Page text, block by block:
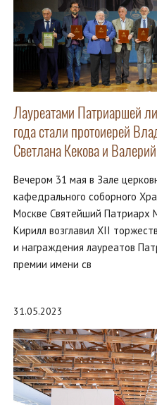
Лауреатами Патриаршей
года стали протоиерей
Светлана Кекова и
Вечером 31 мая в Зале
кафедрального соборного
Москве Святейший Патриарх
Кирилл возглавил XII
и награждения лауреатов
премии имени св
31.05.2023